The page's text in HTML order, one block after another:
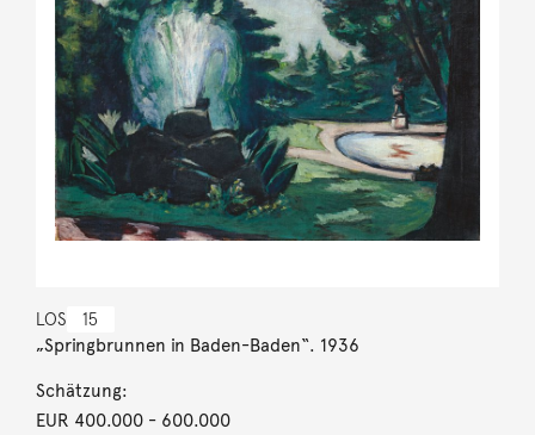
LOS 15
„Springbrunnen in Baden-Baden“. 1936
Schätzung:
EUR 400.000- 600.000